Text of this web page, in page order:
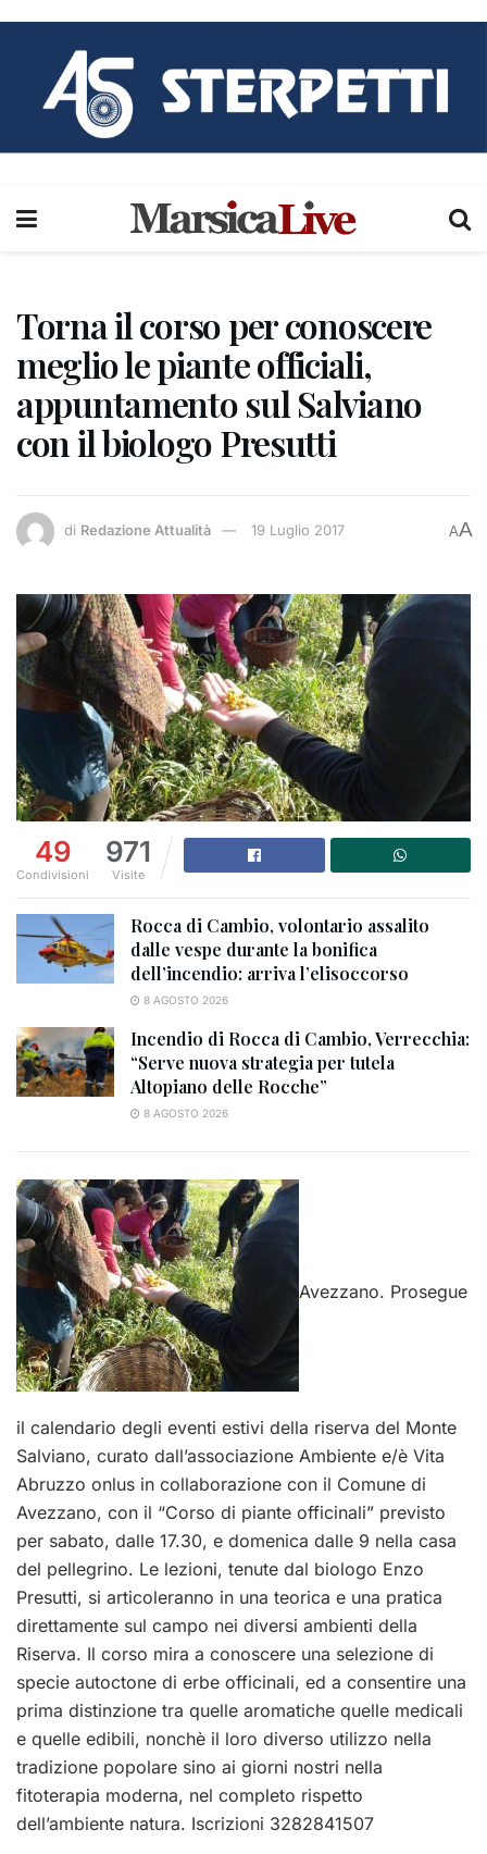
Torna il corso per conoscere
meglio le piante officiali,
appuntamento sul Salviano
con il biologo Presutti
di Redazione Attualità 19 Luglio 2017 AA
49
Condivisioni
971
Visite
Rocca di Cambio, volontario assalito
dalle vespe durante la bonifica
dell’incendio: arriva l’elisoccorso
8 AGOSTO 2026
Incendio di Rocca di Cambio, Verrecchia:
“Serve nuova strategia per tutela
Altopiano delle Rocche”
8 AGOSTO 2026
Avezzano. Prosegue
il calendario degli eventi estivi della riserva del Monte
Salviano, curato dall’associazione Ambiente e/è Vita
Abruzzo onlus in collaborazione con il Comune di
Avezzano, con il “Corso di piante officinali” previsto
per sabato, dalle 17.30, e domenica dalle 9 nella casa
del pellegrino. Le lezioni, tenute dal biologo Enzo
Presutti, si articoleranno in una teorica e una pratica
direttamente sul campo nei diversi ambienti della
Riserva. Il corso mira a conoscere una selezione di
specie autoctone di erbe officinali, ed a consentire una
prima distinzione tra quelle aromatiche quelle medicali
e quelle edibili, nonchè il loro diverso utilizzo nella
tradizione popolare sino ai giorni nostri nella
fitoterapia moderna, nel completo rispetto
dell’ambiente natura. Iscrizioni 3282841507